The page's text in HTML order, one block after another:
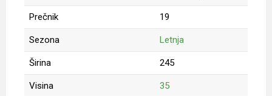
Prečnik 19
Sezona Letnja
Širina 245
Visina 35